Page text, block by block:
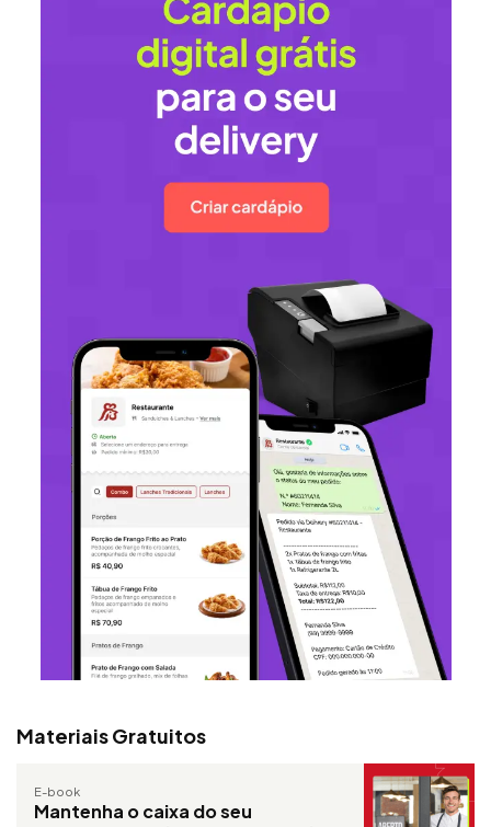
Materiais Gratuitos
E-book
Mantenha o caixa do seu